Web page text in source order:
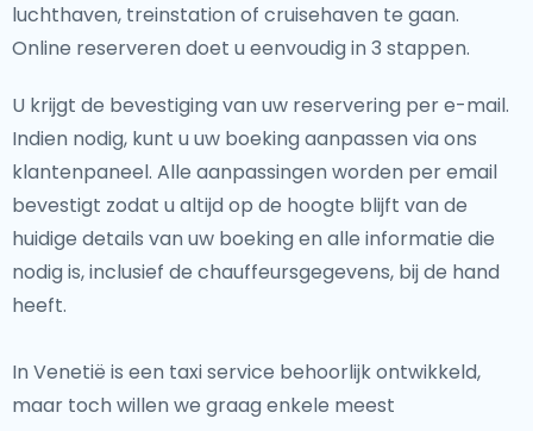
luchthaven, treinstation of cruisehaven te gaan.
Online reserveren doet u eenvoudig in 3 stappen.
U krijgt de bevestiging van uw reservering per e-mail.
Indien nodig, kunt u uw boeking aanpassen via ons
klantenpaneel. Alle aanpassingen worden per email
bevestigt zodat u altijd op de hoogte blijft van de
huidige details van uw boeking en alle informatie die
nodig is, inclusief de chauffeursgegevens, bij de hand
heeft.
In Venetië is een taxi service behoorlijk ontwikkeld,
maar toch willen we graag enkele meest